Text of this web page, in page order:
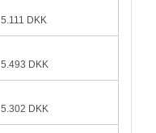
5.111 DKK
5.493 DKK
5.302 DKK